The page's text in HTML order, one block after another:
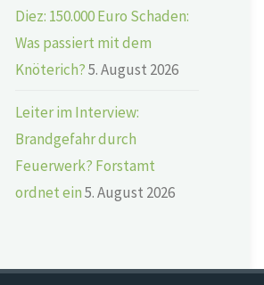
Diez: 150.000 Euro Schaden:
Was passiert mit dem
Knöterich?5. August 2026
Leiter im Interview:
Brandgefahr durch
Feuerwerk? Forstamt
ordnet ein5. August 2026